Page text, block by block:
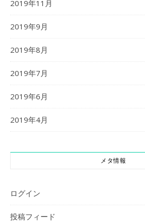
2019年11月
2019年9月
2019年8月
2019年7月
2019年6月
2019年4月
メタ情報
ログイン
投稿フィード